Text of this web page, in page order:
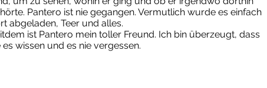
Pantero ist nie gegangen. Vermutlich wurde es einfach
abgeladen, Teer und alles.
ist Pantero mein toller Freund. Ich bin überzeugt, dass
es wissen und es nie vergessen.